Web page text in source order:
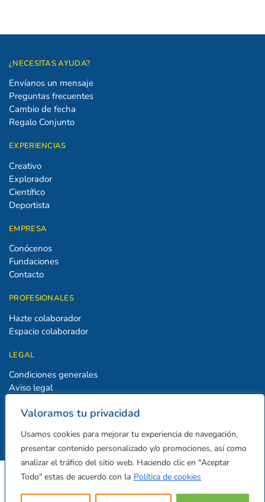
Valoramos tu privacidad
Usamos cookies para mejorar tu experiencia de navegación,
presentar contenido personalizado y/o promociones, así como
analizar el tráfico del sitio web. Haciendo clic en "Aceptar
Todo" estas de acuerdo con la Política de cookies
¿NECESITAS AYUDA?
Envíanos un mensaje
Preguntas frecuentes
Cambio de fecha
Regalo Conjunto
EXPERIENCIAS
Creativo
Explorador
Científico
Deportista
EMPRESA
Conócenos
Fundaciones
Contacto
PROFESIONALES
Hazte colaborador
Espacio colaborador
LEGAL
Condiciones generales
Aviso legal
Política de cookies